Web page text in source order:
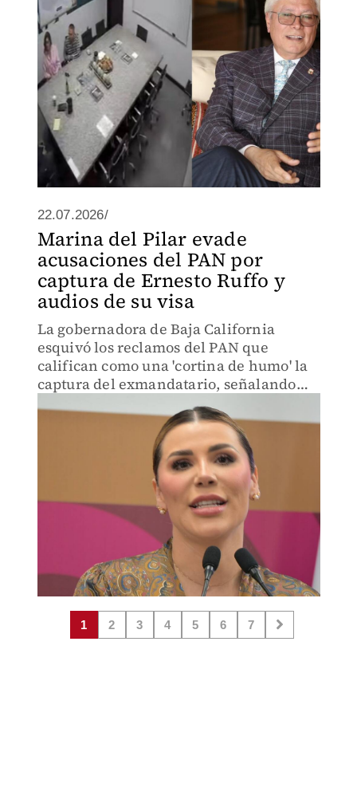
22.07.2026/
Marina del Pilar evade
acusaciones del PAN por
captura de Ernesto Ruffo y
audios de su visa
La gobernadora de Baja California
esquivó los reclamos del PAN que
califican como una 'cortina de humo' la
captura del exmandatario, señalando
únicamente que el caso responde a una
investigación formal de la FGR.
1 2 3 4 5 6 7